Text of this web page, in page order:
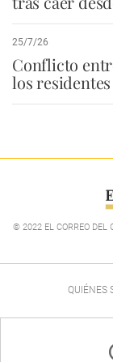
25/7/26
Conflicto
los
© 2022 EL CORREO DEL
QUIÉNES